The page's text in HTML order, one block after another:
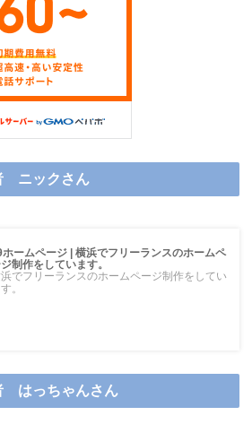
ニックさん
ホームページ | 横浜でフリーランスのホームペ
制作をしています。
でフリーランスのホームページ制作をしてい
。
はっちゃんさん